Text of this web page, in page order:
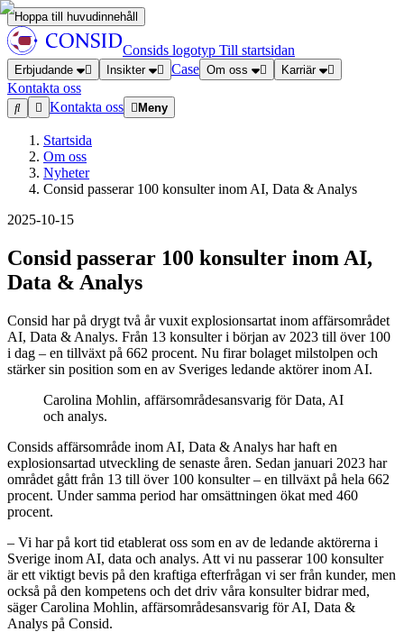
Hoppa till huvudinnehåll
Consids logotyp Till startsidan
Erbjudande Insikter Case Om oss Karriär
Kontakta oss
Kontakta oss
Meny
Startsida
Om oss
Nyheter
Consid passerar 100 konsulter inom AI, Data & Analys
2025-10-15
Consid passerar 100 konsulter inom AI,
Data & Analys
Consid har på drygt två år vuxit explosionsartat inom affärsområdet
AI, Data & Analys. Från 13 konsulter i början av 2023 till över 100
i dag – en tillväxt på 662 procent. Nu firar bolaget milstolpen och
stärker sin position som en av Sveriges ledande aktörer inom AI.
Carolina Mohlin, affärsområdesansvarig för Data, AI
och analys.
Consids affärsområde inom AI, Data & Analys har haft en
explosionsartad utveckling de senaste åren. Sedan januari 2023 har
området gått från 13 till över 100 konsulter – en tillväxt på hela 662
procent. Under samma period har omsättningen ökat med 460
procent.
– Vi har på kort tid etablerat oss som en av de ledande aktörerna i
Sverige inom AI, data och analys. Att vi nu passerar 100 konsulter
är ett viktigt bevis på den kraftiga efterfrågan vi ser från kunder, men
också på den kompetens och det driv våra konsulter bidrar med,
säger Carolina Mohlin, affärsområdesansvarig för AI, Data &
Analys på Consid.